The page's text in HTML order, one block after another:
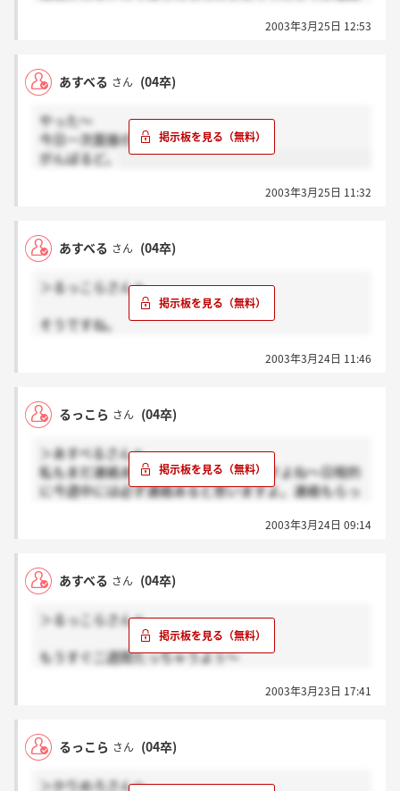
2003年3月25日 12:53
あすべる さん (04卒)
やった～
今日一次面接の案内の電話が！！
がんばるど。
2003年3月25日 11:32
あすべる さん (04卒)
＞るっこらさんへ
そうですね。
でもそれもやっぱりつらい・・・
2003年3月24日 11:46
るっこら さん (04卒)
＞あすべるさんへ
私もまだ連絡ありません。気になりますよね～日程的
に今週中には必ず連絡あると思いますよ。連絡もらっ
2003年3月24日 09:14
あすべる さん (04卒)
＞るっこらさんへ
もうすぐ二週間たっちゃうよぅ～
2003年3月23日 17:41
るっこら さん (04卒)
＞かりめろさんへ